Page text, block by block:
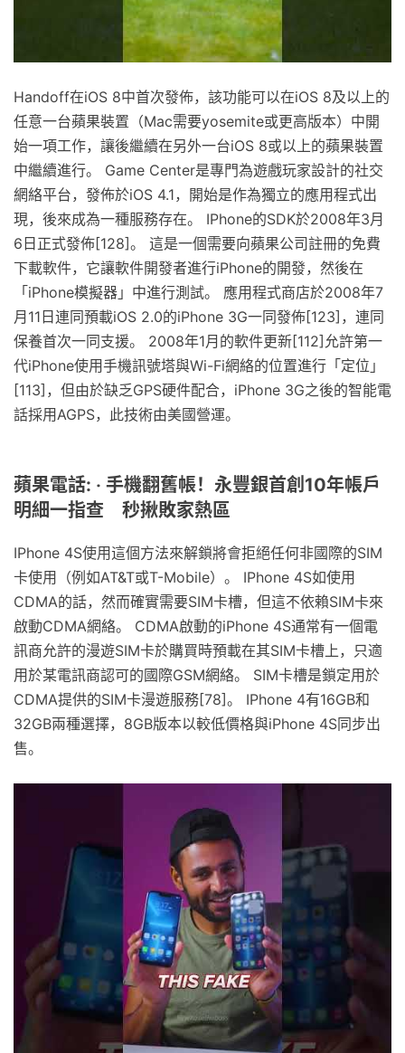
Handoff在iOS 8中首次發佈，該功能可以在iOS 8及以上的
任意一台蘋果裝置（Mac需要yosemite或更高版本）中開
始一項工作，讓後繼續在另外一台iOS 8或以上的蘋果裝置
中繼續進行。 Game Center是專門為遊戲玩家設計的社交
網絡平台，發佈於iOS 4.1，開始是作為獨立的應用程式出
現，後來成為一種服務存在。 IPhone的SDK於2008年3月
6日正式發佈[128]。 這是一個需要向蘋果公司註冊的免費
下載軟件，它讓軟件開發者進行iPhone的開發，然後在
「iPhone模擬器」中進行測試。 應用程式商店於2008年7
月11日連同預載iOS 2.0的iPhone 3G一同發佈[123]，連同
保養首次一同支援。 2008年1月的軟件更新[112]允許第一
代iPhone使用手機訊號塔與Wi-Fi網絡的位置進行「定位」
[113]，但由於缺乏GPS硬件配合，iPhone 3G之後的智能電
話採用AGPS，此技術由美國營運。
蘋果電話: ‧ 手機翻舊帳！永豐銀首創10年帳戶
明細一指查 秒揪敗家熱區
IPhone 4S使用這個方法來解鎖將會拒絕任何非國際的SIM
卡使用（例如AT&T或T-Mobile）。 IPhone 4S如使用
CDMA的話，然而確實需要SIM卡槽，但這不依賴SIM卡來
啟動CDMA網絡。 CDMA啟動的iPhone 4S通常有一個電
訊商允許的漫遊SIM卡於購買時預載在其SIM卡槽上，只適
用於某電訊商認可的國際GSM網絡。 SIM卡槽是鎖定用於
CDMA提供的SIM卡漫遊服務[78]。 IPhone 4有16GB和
32GB兩種選擇，8GB版本以較低價格與iPhone 4S同步出
售。